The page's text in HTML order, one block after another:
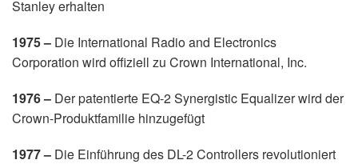
Stanley erhalten
1975 – Die International Radio and Electronics
Corporation wird offiziell zu Crown International, Inc.
1976 – Der patentierte EQ-2 Synergistic Equalizer wird der
Crown-Produktfamilie hinzugefügt
1977 – Die Einführung des DL-2 Controllers revolutioniert